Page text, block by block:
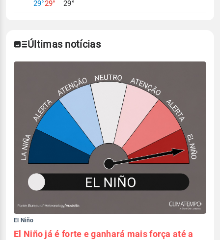
29°29° 29°
Últimas notícias
El Niño
El Niño já é forte e ganhará mais força até a